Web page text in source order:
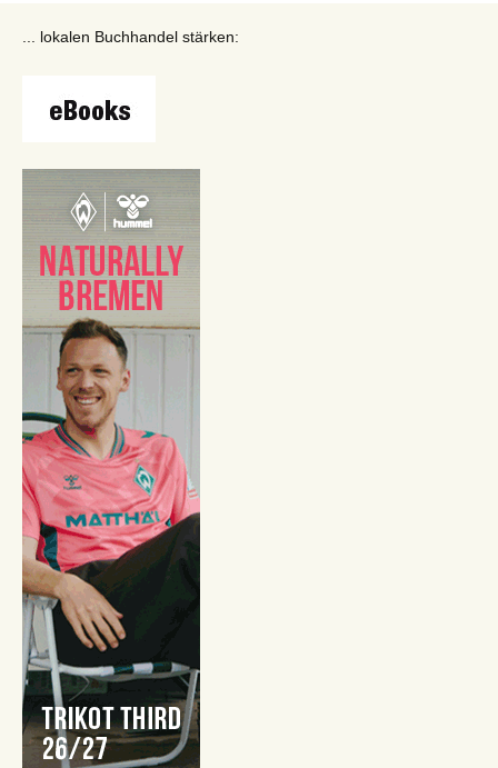
... lokalen Buchhandel stärken: